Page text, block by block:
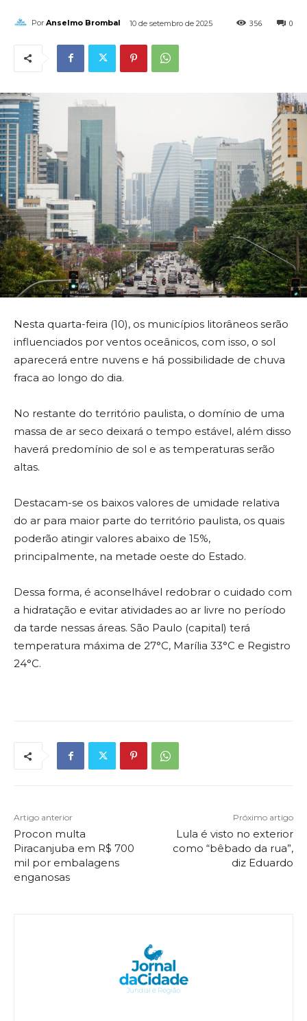
Por Anselmo Brombal 10 de setembro de 2025 0
356
Nesta quarta-feira (10), os municípios litorâneos serão
influenciados por ventos oceânicos, com isso, o sol
aparecerá entre nuvens e há possibilidade de chuva
fraca ao longo do dia.
No restante do território paulista, o domínio de uma
massa de ar seco deixará o tempo estável, além disso
haverá predomínio de sol e as temperaturas serão
altas.
Destacam-se os baixos valores de umidade relativa
do ar para maior parte do território paulista, os quais
poderão atingir valores abaixo de 15%,
principalmente, na metade oeste do Estado.
Dessa forma, é aconselhável redobrar o cuidado com
a hidratação e evitar atividades ao ar livre no período
da tarde nessas áreas. São Paulo (capital) terá
temperatura máxima de 27°C, Marília 33°C e Registro
24°C.
Artigo anterior
Procon multa
Piracanjuba em R$ 700
mil por embalagens
enganosas
Próximo artigo
Lula é visto no exterior
como “bêbado da rua”,
diz Eduardo